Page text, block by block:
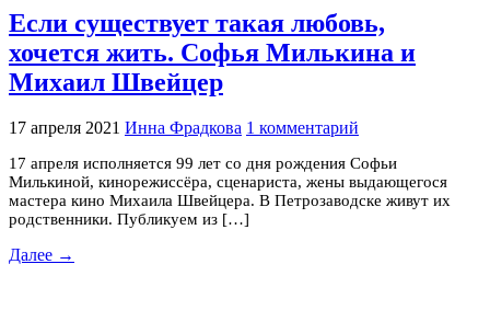
Если существует такая любовь,
хочется жить. Софья Милькина и
Михаил Швейцер
17 апреля 2021 Инна Фрадкова 1 комментарий
17 апреля исполняется 99 лет со дня рождения Софьи
Милькиной, кинорежиссёра, сценариста, жены выдающегося
мастера кино Михаила Швейцера. В Петрозаводске живут их
родственники. Публикуем из […]
Далее →